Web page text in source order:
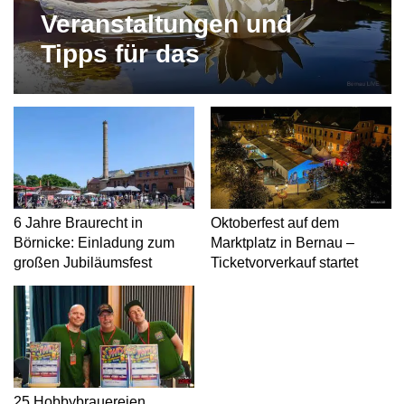
Veranstaltungen und
Tipps für das
Wochenende in und um
Bernau
6 Jahre Braurecht in
Börnicke: Einladung zum
großen Jubiläumsfest
Oktoberfest auf dem
Marktplatz in Bernau –
Ticketvorverkauf startet